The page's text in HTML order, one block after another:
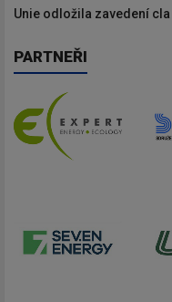
Unie odložila zavedení
PARTNEŘI